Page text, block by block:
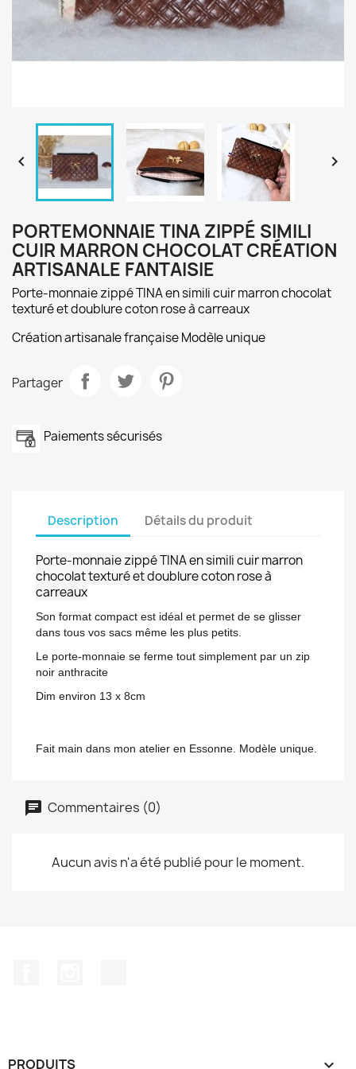
 
PORTEMONNAIE TINA ZIPPÉ SIMILI
CUIR MARRON CHOCOLAT CRÉATION
ARTISANALE FANTAISIE
Porte-monnaie zippé TINA en simili cuir marron chocolat
texturé et doublure coton rose à carreaux
Création artisanale française Modèle unique
Partager
Paiements sécurisés
Description Détails du produit
Porte-monnaie zippé TINA en simili cuir marron
chocolat texturé et doublure coton rose à
carreaux
Son format compact est idéal et permet de se glisser
dans tous vos sacs même les plus petits.
Le porte-monnaie se ferme tout simplement par un zip
noir anthracite
Dim environ 13 x 8cm
Fait main dans mon atelier en Essonne. Modèle unique.
Commentaires (0)
Aucun avis n'a été publié pour le moment.
PRODUITS 